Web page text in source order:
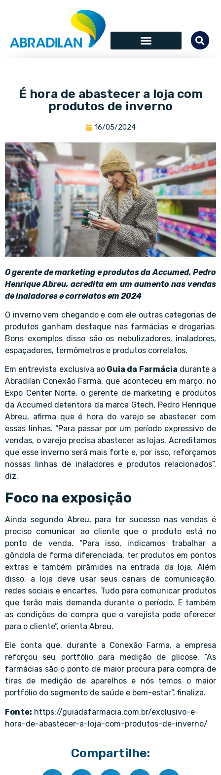
É hora de abastecer a loja com
produtos de inverno
16/05/2024
O gerente de marketing e produtos da Accumed, Pedro
Henrique Abreu, acredita em um aumento nas vendas
de inaladores e correlatos em 2024
O inverno vem chegando e com ele outras categorias de
produtos ganham destaque nas farmácias e drogarias.
Bons exemplos disso são os nebulizadores, inaladores,
espaçadores, termômetros e produtos correlatos.
Em entrevista exclusiva ao Guia da Farmácia durante a
Abradilan Conexão Farma, que aconteceu em março, no
Expo Center Norte, o gerente de marketing e produtos
da Accumed detentora da marca Gtech, Pedro Henrique
Abreu, afirma que é hora do varejo se abastecer com
essas linhas. “Para passar por um período expressivo de
vendas, o varejo precisa abastecer as lojas. Acreditamos
que esse inverno será mais forte e, por isso, reforçamos
nossas linhas de inaladores e produtos relacionados”,
diz.
Foco na exposição
Ainda segundo Abreu, para ter sucesso nas vendas é
preciso comunicar ao cliente que o produto está no
ponto de venda. “Para isso, indicamos trabalhar a
gôndola de forma diferenciada, ter produtos em pontos
extras e também pirâmides na entrada da loja. Além
disso, a loja deve usar seus canais de comunicação,
redes sociais e encartes. Tudo para comunicar produtos
que terão mais demanda durante o período. E também
as condições de compra que o varejista pode oferecer
para o cliente”, orienta Abreu.
Ele conta que, durante a Conexão Farma, a empresa
reforçou seu portfólio para medição de glicose. “As
farmácias são o ponto de maior procura para compra de
tiras de medição de aparelhos e nós temos o maior
portfólio do segmento de saúde e bem-estar”, finaliza.
Fonte: https://guiadafarmacia.com.br/exclusivo-e-
hora-de-abastecer-a-loja-com-produtos-de-inverno/
Compartilhe: